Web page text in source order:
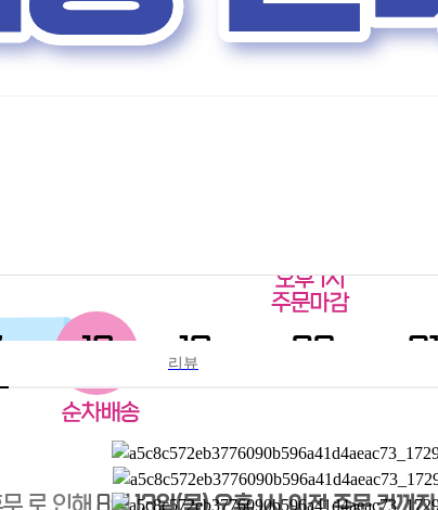
리뷰